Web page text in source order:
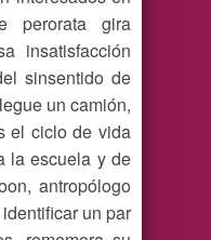
perorata gira
insatisfacción
sinsentido de
un camión,
el ciclo de vida
la escuela y de
antropólogo
un par